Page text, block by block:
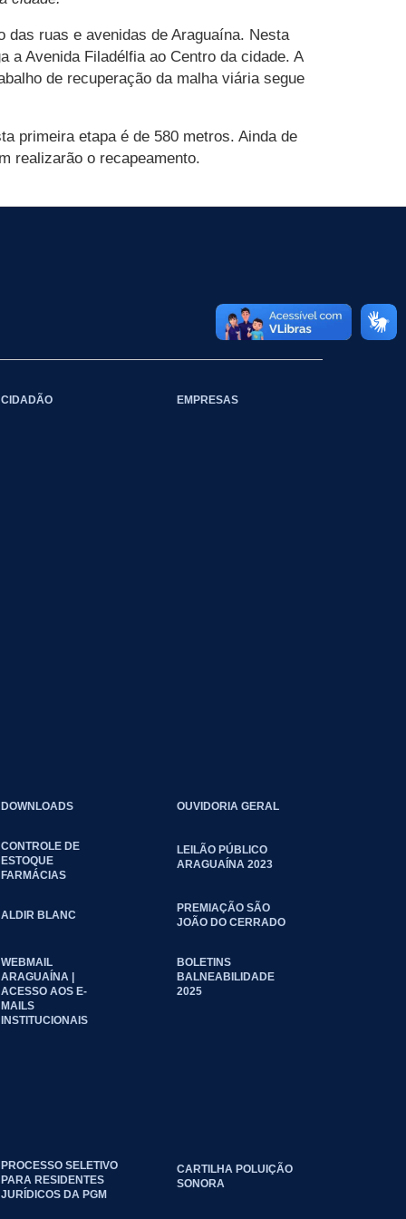
das ruas e avenidas de Araguaína. Nesta
a Avenida Filadélfia ao Centro da cidade. A
de recuperação da malha viária segue
primeira etapa é de 580 metros. Ainda de
realizarão o recapeamento.
CIDADÃO EMPRESAS
DOWNLOADS OUVIDORIA GERAL
CONTROLE DE
ESTOQUE
FARMÁCIAS
LEILÃO PÚBLICO
ARAGUAÍNA 2023
ALDIR BLANC
PREMIAÇÃO SÃO
JOÃO DO CERRADO
WEBMAIL
ARAGUAÍNA |
ACESSO AOS E-
MAILS
INSTITUCIONAIS
BOLETINS
BALNEABILIDADE
2025
PROCESSO SELETIVO
PARA RESIDENTES
JURÍDICOS DA PGM
CARTILHA POLUIÇÃO
SONORA